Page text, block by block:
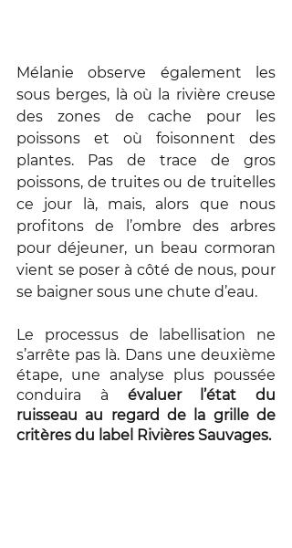
Mélanie observe également les
sous berges, là où la rivière creuse
des zones de cache pour les
poissons et où foisonnent des
plantes. Pas de trace de gros
poissons, de truites ou de truitelles
ce jour là, mais, alors que nous
profitons de l’ombre des arbres
pour déjeuner, un beau cormoran
vient se poser à côté de nous, pour
se baigner sous une chute d’eau.
Le processus de labellisation ne
s’arrête pas là. Dans une deuxième
étape, une analyse plus poussée
conduira à évaluer l’état du
ruisseau au regard de la grille de
critères du label Rivières Sauvages.